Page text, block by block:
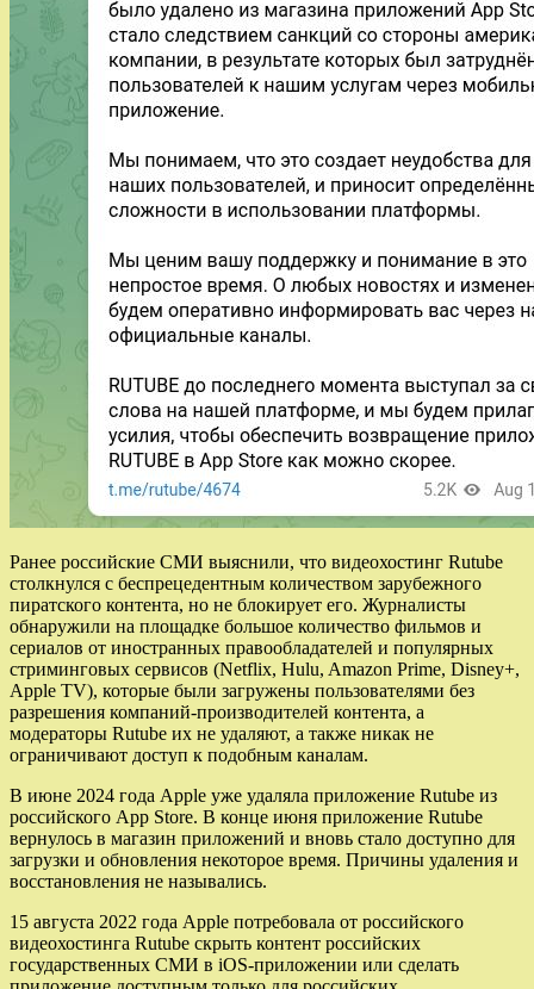
Ранее российские СМИ выяснили, что видеохостинг Rutube
столкнулся с беспрецедентным количеством зарубежного
пиратского контента, но не блокирует его. Журналисты
обнаружили на площадке большое количество фильмов и
сериалов от иностранных правообладателей и популярных
стриминговых сервисов (Netflix, Hulu, Amazon Prime, Disney+,
Apple TV), которые были загружены пользователями без
разрешения компаний-производителей контента, а
модераторы Rutube их не удаляют, а также никак не
ограничивают доступ к подобным каналам.
В июне 2024 года Apple уже удаляла приложение Rutube из
российского App Store. В конце июня приложение Rutube
вернулось в магазин приложений и вновь стало доступно для
загрузки и обновления некоторое время. Причины удаления и
восстановления не назывались.
15 августа 2022 года Apple потребовала от российского
видеохостинга Rutube скрыть контент российских
государственных СМИ в iOS-приложении или сделать